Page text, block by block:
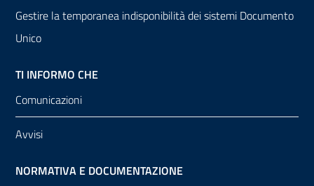
Gestire la temporanea indisponibilità dei sistemi Documento
Unico
TI INFORMO CHE
Comunicazioni
Avvisi
NORMATIVA E DOCUMENTAZIONE